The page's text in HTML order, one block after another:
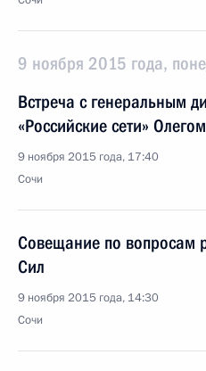
9 ноября 2015 года,
Встреча с генеральным
«Российские сети»
9 ноября 2015 года, 17:40
Сочи
Совещание по вопросам
Сил
9 ноября 2015 года, 14:30
Сочи